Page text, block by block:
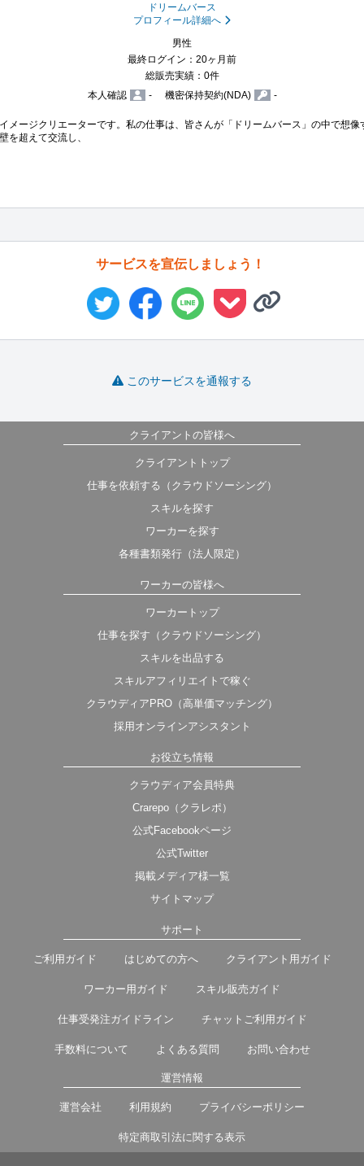
ドリームバース
プロフィール詳細へ
男性
最終ログイン：20ヶ月前
総販売実績：0件
本人確認
- 機密保持契約(NDA) -
メージクリエーターです。私の仕事は、皆さんが「ドリームバース」の中で想
を超えて交流し、
サービスを宣伝しましょう！
このサービスを通報する
クライアントの皆様へ
クライアントトップ
仕事を依頼する（クラウドソーシング）
スキルを探す
ワーカーを探す
各種書類発行（法人限定）
ワーカーの皆様へ
ワーカートップ
仕事を探す（クラウドソーシング）
スキルを出品する
スキルアフィリエイトで稼ぐ
クラウディアPRO（高単価マッチング）
採用オンラインアシスタント
お役立ち情報
クラウディア会員特典
Crarepo（クラレポ）
公式Facebookページ
公式Twitter
掲載メディア様一覧
サイトマップ
サポート
ご利用ガイド はじめての方へ クライアント用ガイド
ワーカー用ガイド スキル販売ガイド
仕事受発注ガイドライン チャットご利用ガイド
手数料について よくある質問 お問い合わせ
運営情報
運営会社 利用規約 プライバシーポリシー
特定商取引法に関する表示